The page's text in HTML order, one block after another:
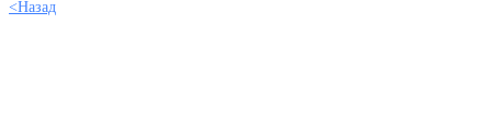
<Назад